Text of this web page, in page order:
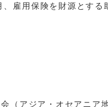
雇用保険を財源とする
（アジア・オセアニア地